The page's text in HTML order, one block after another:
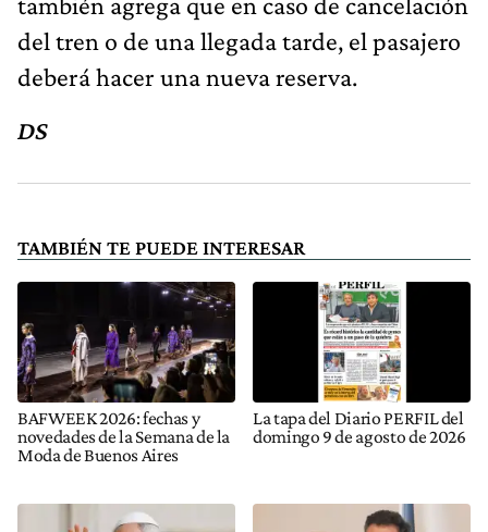
del tren o de una llegada tarde, el pasajero
deberá hacer una nueva reserva.
DS
TAMBIÉN TE PUEDE INTERESAR
BAFWEEK 2026: fechas y
novedades de la Semana de la
Moda de Buenos Aires
La tapa del Diario PERFIL del
domingo 9 de agosto de 2026